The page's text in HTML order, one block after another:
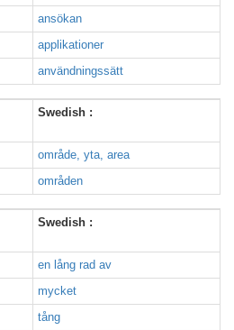
ansökan
applikationer
användningssätt
Swedish :
område, yta, area
områden
Swedish :
en lång rad av
mycket
tång